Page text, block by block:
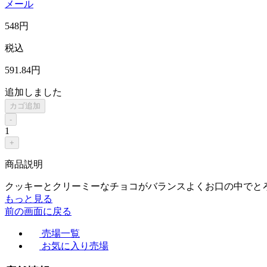
メール
548円
税込
591 .84円
追加しました
カゴ追加
-
1
+
商品説明
クッキーとクリーミーなチョコがバランスよくお口の中でと
もっと見る
前の画面に戻る
売場一覧
お気に入り売場